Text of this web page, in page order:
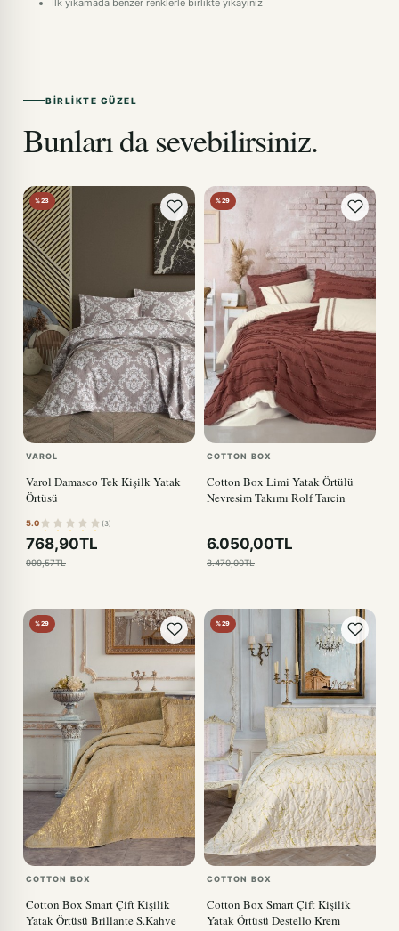
İlk yıkamada benzer renklerle birlikte yıkayınız
BIRLIKTE GÜZEL
Bunları da sevebilirsiniz.
%23
VAROL
Varol Damasco Tek Kişilk Yatak
Örtüsü
5.0 (3)
768,90TL
999,57TL
%29
COTTON BOX
Cotton Box Limi Yatak Örtülü
Nevresim Takımı Rolf Tarcin
6.050,00TL
8.470,00TL
%29
COTTON BOX
Cotton Box Smart Çift Kişilik
Yatak Örtüsü Brillante S.Kahve
%29
COTTON BOX
Cotton Box Smart Çift Kişilik
Yatak Örtüsü Destello Krem